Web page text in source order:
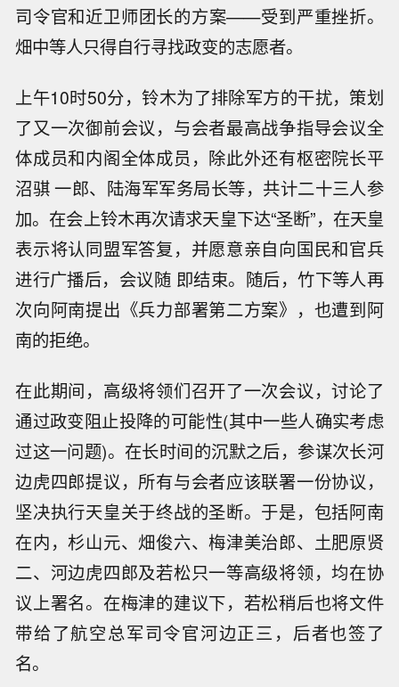
司令官和近卫师团长的方案——受到严重挫折。
畑中等人只得自行寻找政变的志愿者。
上午10时50分，铃木为了排除军方的干扰，策划
了又一次御前会议，与会者最高战争指导会议全
体成员和内阁全体成员，除此外还有枢密院长平
沼骐 一郎、陆海军军务局长等，共计二十三人参
加。在会上铃木再次请求天皇下达“圣断”，在天皇
表示将认同盟军答复，并愿意亲自向国民和官兵
进行广播后，会议随 即结束。随后，竹下等人再
次向阿南提出《兵力部署第二方案》，也遭到阿
南的拒绝。
在此期间，高级将领们召开了一次会议，讨论了
通过政变阻止投降的可能性(其中一些人确实考虑
过这一问题)。在长时间的沉默之后，参谋次长河
边虎四郎提议，所有与会者应该联署一份协议，
坚决执行天皇关于终战的圣断。于是，包括阿南
在内，杉山元、畑俊六、梅津美治郎、土肥原贤
二、河边虎四郎及若松只一等高级将领，均在协
议上署名。在梅津的建议下，若松稍后也将文件
带给了航空总军司令官河边正三，后者也签了
名。